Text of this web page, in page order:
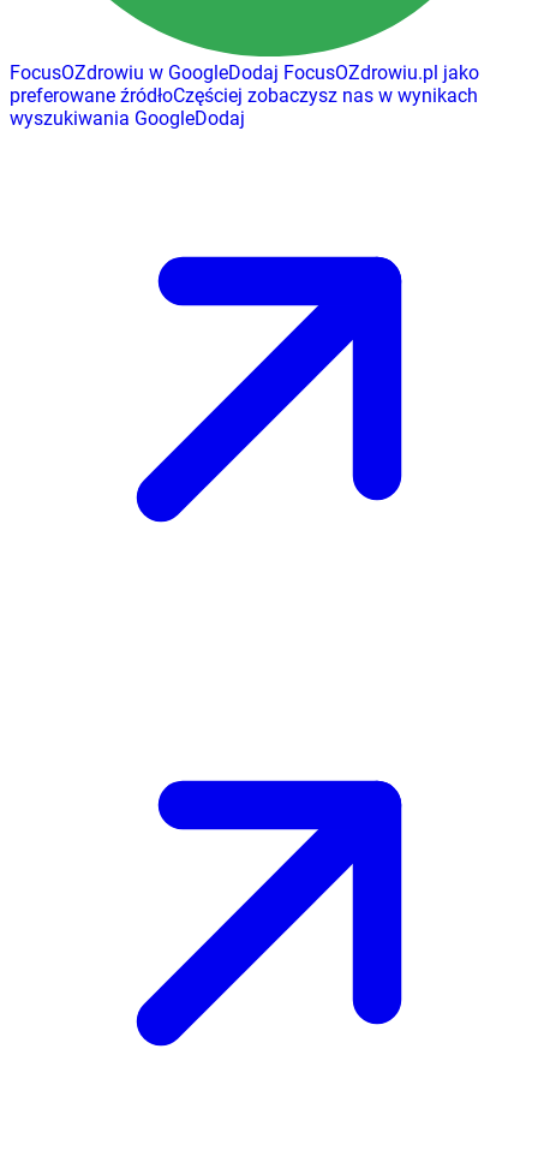
FocusOZdrowiu w GoogleDodaj FocusOZdrowiu.pl jako
preferowane źródłoCzęściej zobaczysz nas w wynikach
wyszukiwania GoogleDodaj